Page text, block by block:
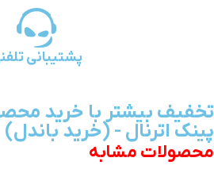
پشتیبانی
تخفیف بیشتر با خرید
پینک اترنال - (خرید باندل)
محصولات مشابه